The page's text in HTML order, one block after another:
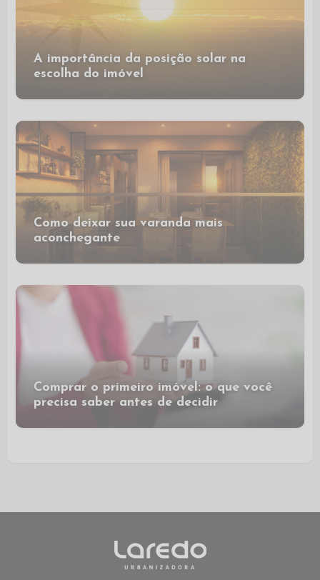
A importância da posição solar na
escolha do imóvel
Como deixar sua varanda mais
aconchegante
Comprar o primeiro imóvel: o que você
precisa saber antes de decidir